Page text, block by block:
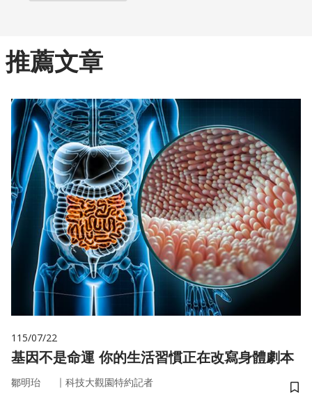
推薦文章
115/07/22
基因不是命運 你的生活習慣正在改寫身體劇本
鄒明珆 ｜ 科技大觀園特約記者
儲